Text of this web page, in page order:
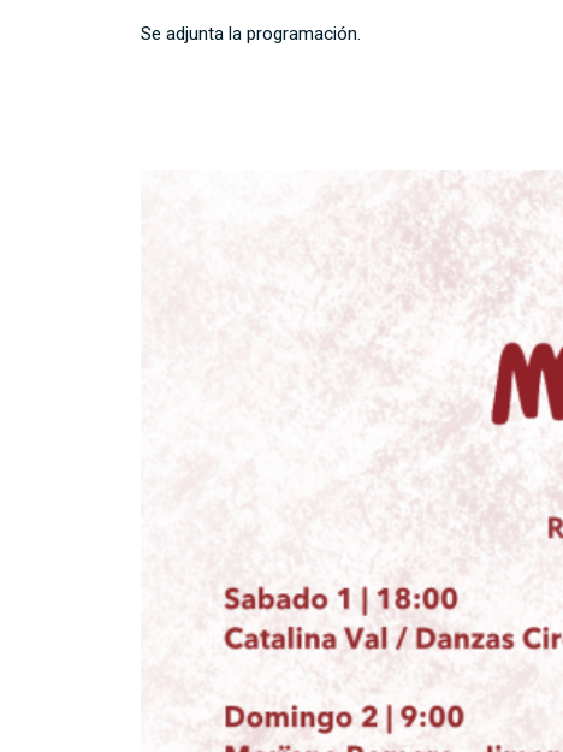
Se adjunta la programación.